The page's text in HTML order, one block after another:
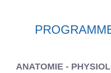
ANATOMIE -